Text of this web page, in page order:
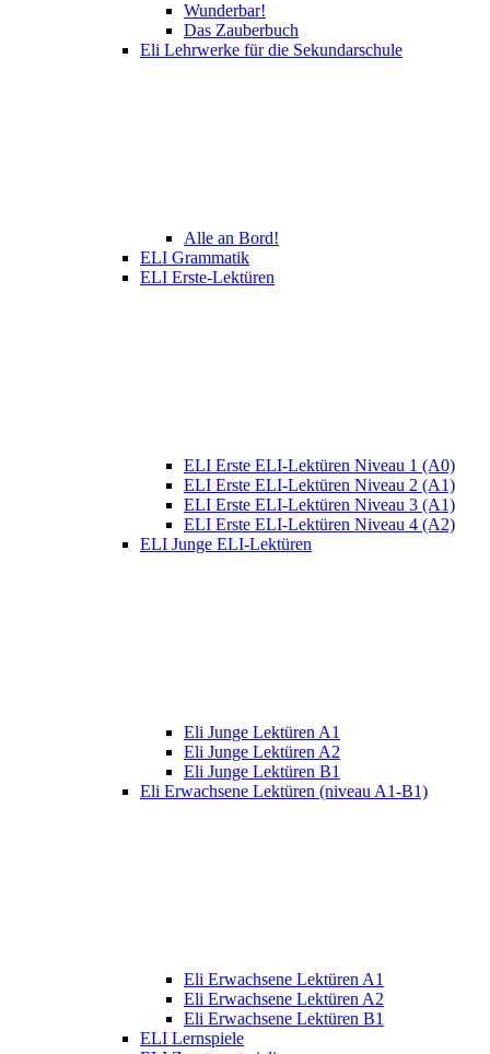
Wunderbar!
Das Zauberbuch
Eli Lehrwerke für die Sekundarschule
Alle an Bord!
ELI Grammatik
ELI Erste-Lektüren
ELI Erste ELI-Lektüren Niveau 1 (A0)
ELI Erste ELI-Lektüren Niveau 2 (A1)
ELI Erste ELI-Lektüren Niveau 3 (A1)
ELI Erste ELI-Lektüren Niveau 4 (A2)
ELI Junge ELI-Lektüren
Eli Junge Lektüren A1
Eli Junge Lektüren A2
Eli Junge Lektüren B1
Eli Erwachsene Lektüren (niveau A1-B1)
Eli Erwachsene Lektüren A1
Eli Erwachsene Lektüren A2
Eli Erwachsene Lektüren B1
ELI Lernspiele